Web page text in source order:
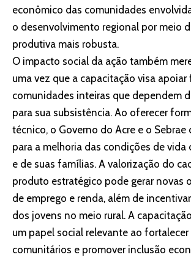
econômico das comunidades
o desenvolvimento regional por meio
produtiva mais robusta.
O impacto social da ação também
uma vez que a capacitação visa
comunidades inteiras que dependem
para sua subsistência. Ao oferecer
técnico, o Governo do Acre e o Sebrae
para a melhoria das condições de vida
e de suas famílias. A valorização do
produto estratégico pode gerar novas
de emprego e renda, além de
dos jovens no meio rural. A
um papel social relevante ao fortalecer
comunitários e promover inclusão